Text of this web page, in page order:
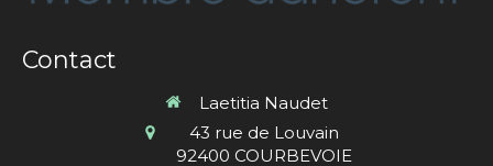
Contact
Laetitia Naudet
43 rue de Louvain
92400 COURBEVOIE